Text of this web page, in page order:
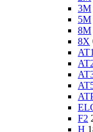
3M
5M
8M
8X
F2
H